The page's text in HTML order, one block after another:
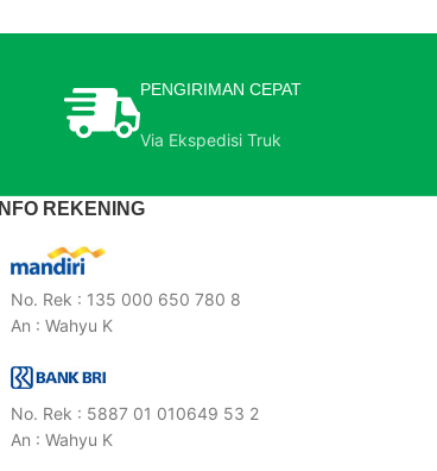
PENGIRIMAN CEPAT
Via Ekspedisi Truk
INFO REKENING
No. Rek : 135 000 650 780 8
An : Wahyu K
No. Rek : 5887 01 010649 53 2
An : Wahyu K